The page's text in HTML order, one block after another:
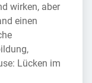
wirken, aber
einen
Lücken im